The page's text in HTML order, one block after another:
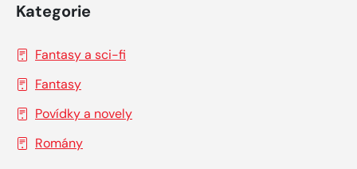
Kategorie
Fantasy a sci-fi
Fantasy
Povídky a novely
Romány